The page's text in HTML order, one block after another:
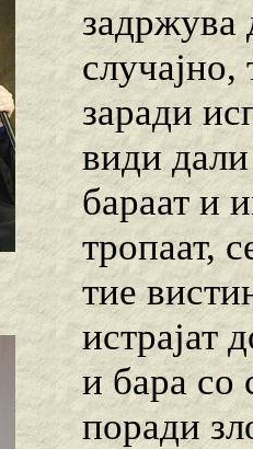
задржува
заради
види
бараат и
тропаат,
тие
истрајат
и бара со
поради